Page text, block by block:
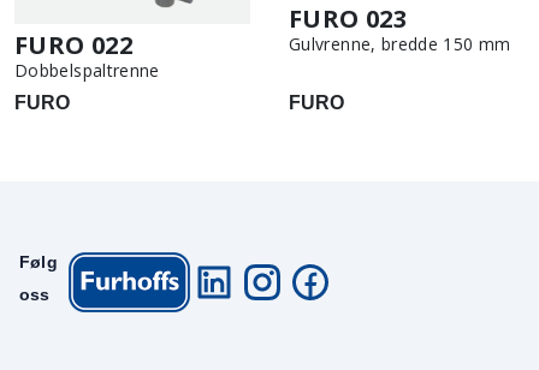
FURO 022
Dobbelspaltrenne
FURO
FURO 023
Gulvrenne, bredde 150 mm
FURO
Følg
oss